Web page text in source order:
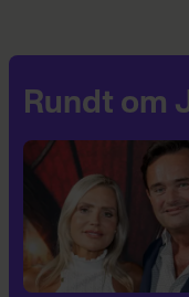
Rundt om